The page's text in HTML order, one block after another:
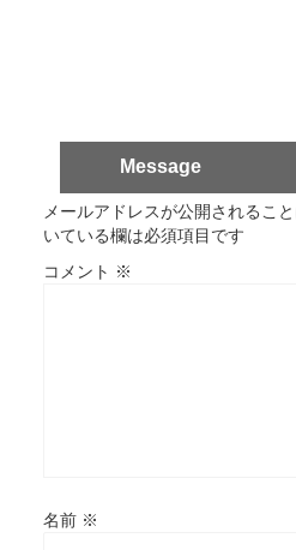
Message
メールアドレスが公開されること
いている欄は必須項目です
コメント ※
名前 ※